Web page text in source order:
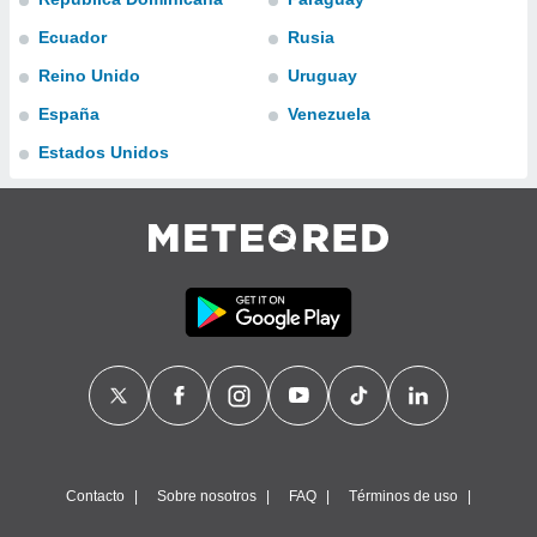
y
nuestra
y
cookies
Ecuador
Reino Unido
España
Estados Unidos
Rusia
Uruguay
Venezuela
Contacto Sobre nosotros FAQ Términos de uso